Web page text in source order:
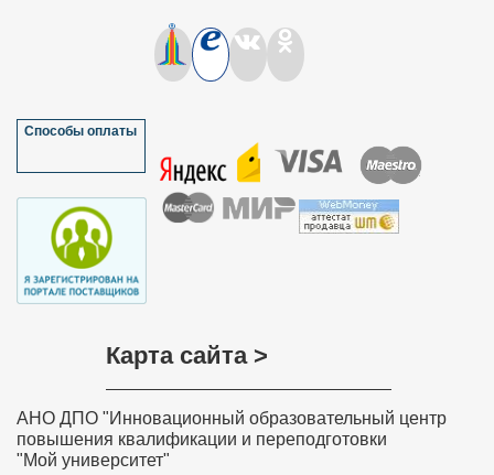
Способы оплаты
Карта сайта >
АНО ДПО "Инновационный образовательный центр
повышения квалификации и переподготовки
"Мой университет"